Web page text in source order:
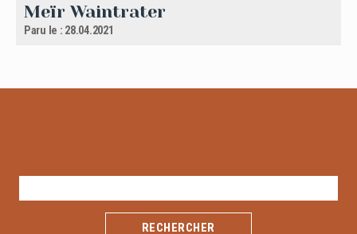
Meïr Waintrater
Paru le : 28.04.2021